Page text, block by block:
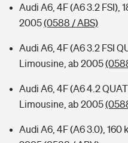
Audi A6, 4F (A6 3.2 FSI),
2005(0588 / ABS)
Audi A6, 4F (A6 3.2 FSI
Limousine, ab 2005
Audi A6, 4F (A6 4.2
Limousine, ab 2005
Audi A6, 4F (A6 3.0), 160